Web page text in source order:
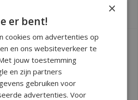
×
er bent!
cookies om advertenties op
en ons websiteverkeer te
jouw toestemming
en zijn partners
gebruiken voor
advertenties. Voor